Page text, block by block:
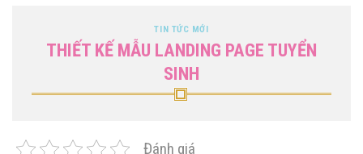
TIN TỨC MỚI
THIẾT KẾ MẪU LANDING PAGE TUYỂN
SINH
Đánh giá